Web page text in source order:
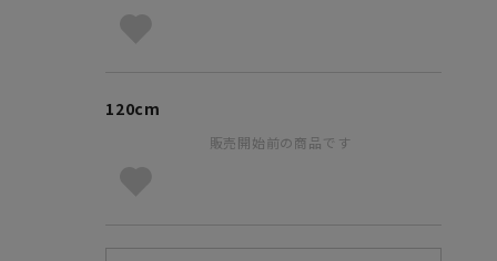
120cm
販売開始前の商品です